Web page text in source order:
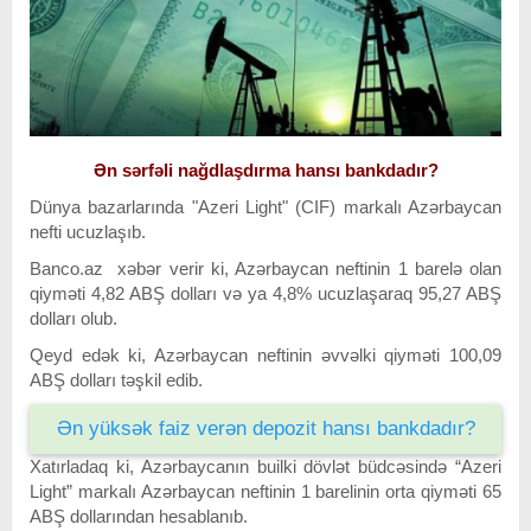
Ən sərfəli nağdlaşdırma hansı bankdadır?
Dünya bazarlarında "Azeri Light" (CIF) markalı Azərbaycan
nefti ucuzlaşıb.
Banco.az xəbər verir ki, Azərbaycan neftinin 1 barelə olan
qiyməti 4,82 ABŞ dolları və ya 4,8% ucuzlaşaraq 95,27 ABŞ
dolları olub.
Qeyd edək ki, Azərbaycan neftinin əvvəlki qiyməti 100,09
ABŞ dolları təşkil edib.
Ən yüksək faiz verən depozit hansı bankdadır?
Xatırladaq ki, Azərbaycanın builki dövlət büdcəsində “Azeri
Light” markalı Azərbaycan neftinin 1 barelinin orta qiyməti 65
ABŞ dollarından hesablanıb.